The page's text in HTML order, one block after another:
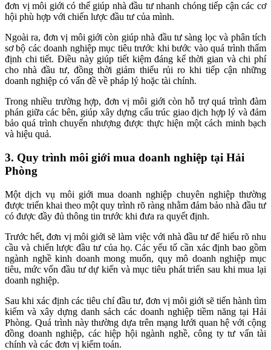
đơn vị môi giới có thể giúp nhà đầu tư nhanh chóng tiếp cận các cơ
hội phù hợp với chiến lược đầu tư của mình.
Ngoài ra, đơn vị môi giới còn giúp nhà đầu tư sàng lọc và phân tích
sơ bộ các doanh nghiệp mục tiêu trước khi bước vào quá trình thẩm
định chi tiết. Điều này giúp tiết kiệm đáng kể thời gian và chi phí
cho nhà đầu tư, đồng thời giảm thiểu rủi ro khi tiếp cận những
doanh nghiệp có vấn đề về pháp lý hoặc tài chính.
Trong nhiều trường hợp, đơn vị môi giới còn hỗ trợ quá trình đàm
phán giữa các bên, giúp xây dựng cấu trúc giao dịch hợp lý và đảm
bảo quá trình chuyển nhượng được thực hiện một cách minh bạch
và hiệu quả.
3. Quy trình môi giới mua doanh nghiệp tại Hải
Phòng
Một dịch vụ môi giới mua doanh nghiệp chuyên nghiệp thường
được triển khai theo một quy trình rõ ràng nhằm đảm bảo nhà đầu tư
có được đầy đủ thông tin trước khi đưa ra quyết định.
Trước hết, đơn vị môi giới sẽ làm việc với nhà đầu tư để hiểu rõ nhu
cầu và chiến lược đầu tư của họ. Các yếu tố cần xác định bao gồm
ngành nghề kinh doanh mong muốn, quy mô doanh nghiệp mục
tiêu, mức vốn đầu tư dự kiến và mục tiêu phát triển sau khi mua lại
doanh nghiệp.
Sau khi xác định các tiêu chí đầu tư, đơn vị môi giới sẽ tiến hành tìm
kiếm và xây dựng danh sách các doanh nghiệp tiềm năng tại Hải
Phòng. Quá trình này thường dựa trên mạng lưới quan hệ với cộng
đồng doanh nghiệp, các hiệp hội ngành nghề, công ty tư vấn tài
chính và các đơn vị kiểm toán.